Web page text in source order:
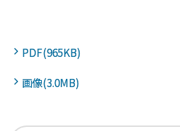
PDF(965KB)
画像(3.0MB)